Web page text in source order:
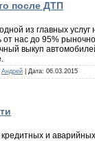
после ДТП
из главных
от нас до 95%
выкуп
Андрей | Дата: 06.03.2015
и